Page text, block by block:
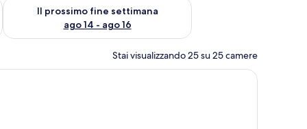
Il prossimo fine settimana
ago 14 - ago 16
Stai visualizzando 25 su 25 camere